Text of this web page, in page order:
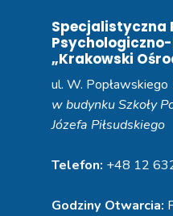
Specjalistyczna
„Krakowski
ul. W.
w budynku Szkoły
Józefa Piłsudskiego
Telefon: +48 12
Godziny Otwarcia: